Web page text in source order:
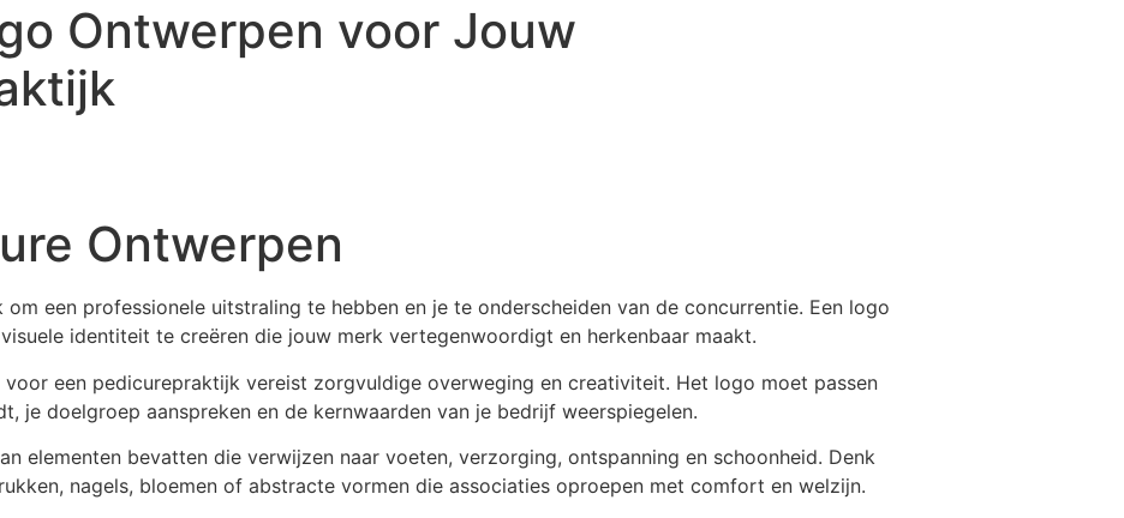
Ontwerpen voor Jouw
Ontwerpen
een professionele uitstraling te hebben en je te onderscheiden van de concurrentie. Een logo
identiteit te creëren die jouw merk vertegenwoordigt en herkenbaar maakt.
een pedicurepraktijk vereist zorgvuldige overweging en creativiteit. Het logo moet passen
je doelgroep aanspreken en de kernwaarden van je bedrijf weerspiegelen.
elementen bevatten die verwijzen naar voeten, verzorging, ontspanning en schoonheid. Denk
nagels, bloemen of abstracte vormen die associaties oproepen met comfort en welzijn.